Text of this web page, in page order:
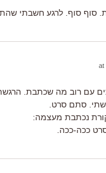
סוף סוף. לרגע חשבתי
עם רוב מה שכתבת.
סתם סרט.
נכתבת מעצמה:
ככה-ככה.